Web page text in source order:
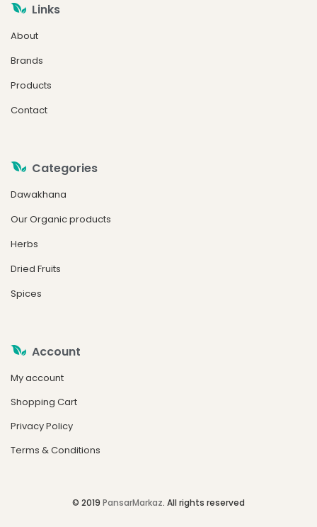
Links
About
Brands
Products
Contact
Categories
Dawakhana
Our Organic products
Herbs
Dried Fruits
Spices
Account
My account
Shopping Cart
Privacy Policy
Terms & Conditions
© 2019 PansarMarkaz. All rights reserved